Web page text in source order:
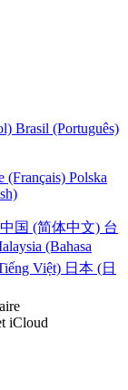
Brasil (Português)
(Français) Polska
中国 (简体中文) 台
(Bahasa
Việt) 日本 (日
iCloud